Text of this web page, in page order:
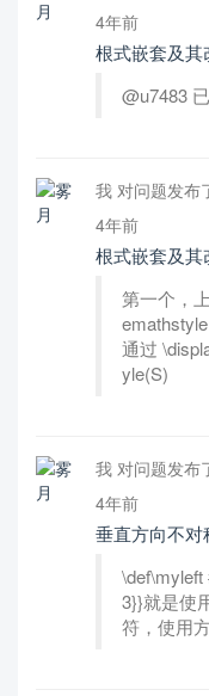
4年前
根式嵌套及其
@u7483 已
我 对问题发布
4年前
根式嵌套及其
第一个，
通过
yle(S)
我 对问题发布
4年前
垂直方向不
\def\myleft
3}}就是使
符，使用